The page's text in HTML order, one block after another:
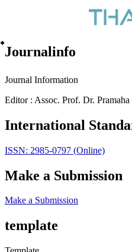
๋Journalinfo
Journal Information
Editor : Assoc. Prof. Dr.
International
ISSN: 2985-0797 (Online)
Make a Submission
Make a Submission
template